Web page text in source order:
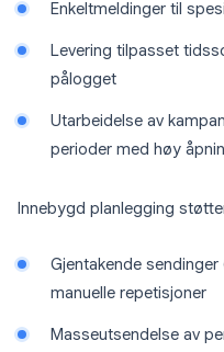
Enkeltmeldinger til
Levering tilpasset
pålogget
Utarbeidelse av
perioder med høy
Innebygd planlegging
Gjentakende
manuelle repetisjoner
Masseutsendelse av